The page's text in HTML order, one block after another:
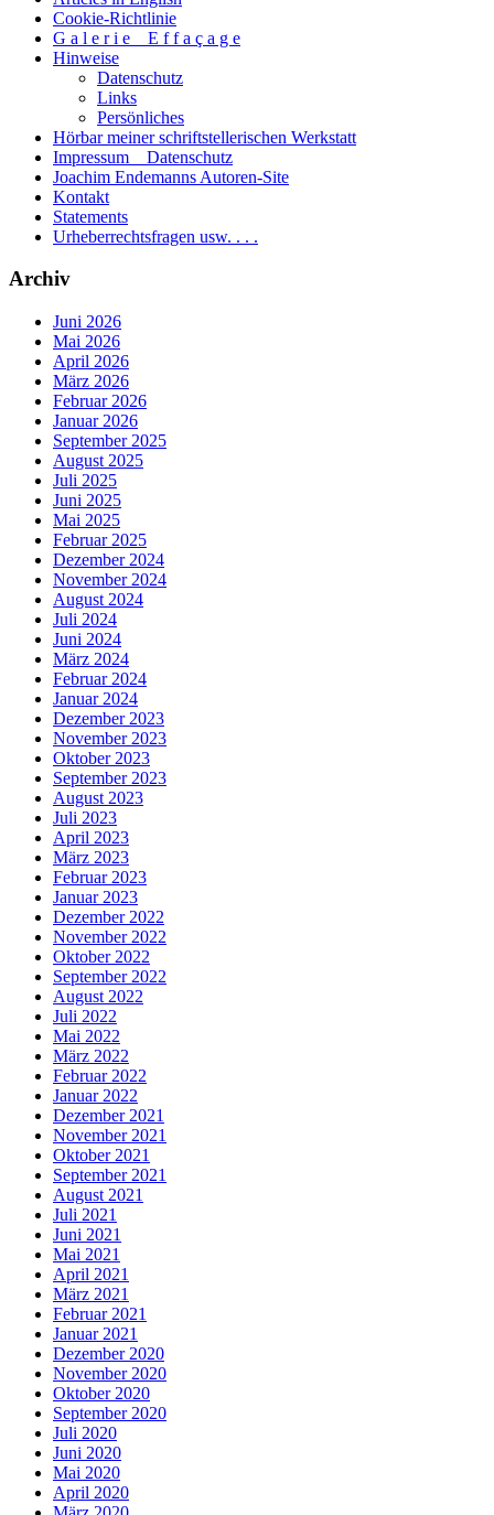
Cookie-Richtlinie
G a l e r i e _ E f f a ç a g e
Hinweise
Datenschutz
Links
Persönliches
Hörbar meiner schriftstellerischen Werkstatt
Impressum _ Datenschutz
Joachim Endemanns Autoren-Site
Kontakt
Statements
Urheberrechtsfragen usw. . . .
Archiv
Juni 2026
Mai 2026
April 2026
März 2026
Februar 2026
Januar 2026
September 2025
August 2025
Juli 2025
Juni 2025
Mai 2025
Februar 2025
Dezember 2024
November 2024
August 2024
Juli 2024
Juni 2024
März 2024
Februar 2024
Januar 2024
Dezember 2023
November 2023
Oktober 2023
September 2023
August 2023
Juli 2023
April 2023
März 2023
Februar 2023
Januar 2023
Dezember 2022
November 2022
Oktober 2022
September 2022
August 2022
Juli 2022
Mai 2022
März 2022
Februar 2022
Januar 2022
Dezember 2021
November 2021
Oktober 2021
September 2021
August 2021
Juli 2021
Juni 2021
Mai 2021
April 2021
März 2021
Februar 2021
Januar 2021
Dezember 2020
November 2020
Oktober 2020
September 2020
Juli 2020
Juni 2020
Mai 2020
April 2020